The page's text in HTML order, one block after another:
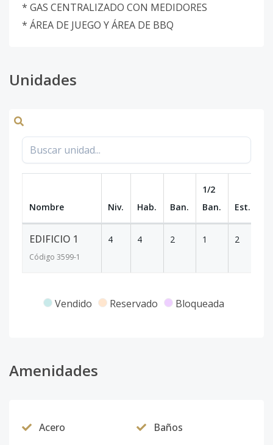
* GAS CENTRALIZADO CON MEDIDORES
* ÁREA DE JUEGO Y ÁREA DE BBQ
Unidades
Nombre Niv. Hab. Ban.
1/2
Ban.
Est.
EDIFICIO 1
Código 3599-1
4 4 2 1 2
Vendido Reservado Bloqueada
Amenidades
Acero Baños